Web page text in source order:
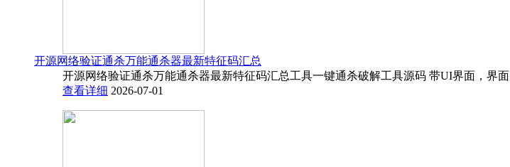
开源网络验证通杀万能通杀器最新特征码汇总
开源网络验证通杀万能通杀器最新特征码汇总工具一键通杀破解工具源码 带UI界面，界面
查看详细 2026-07-01